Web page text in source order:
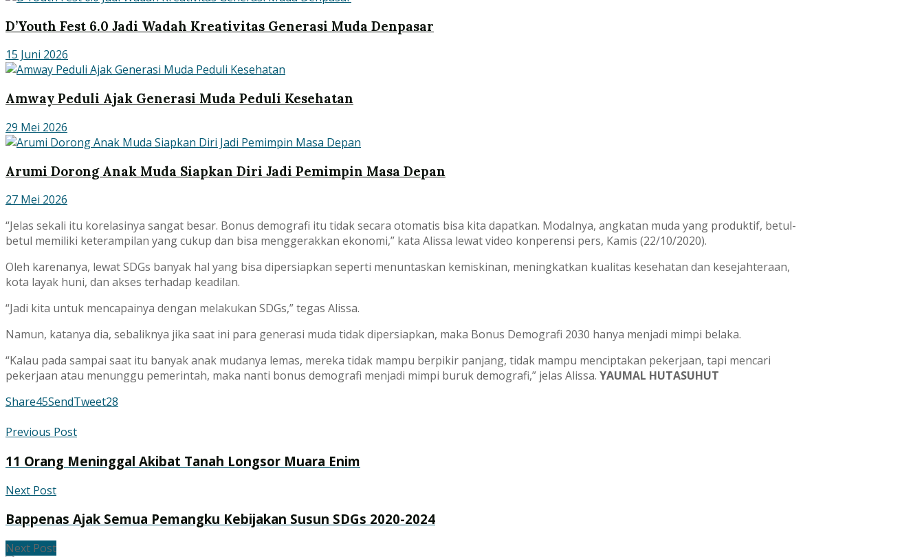
D’Youth Fest 6.0 Jadi Wadah Kreativitas Generasi Muda Denpasar
15 Juni 2026
Amway Peduli Ajak Generasi Muda Peduli Kesehatan
29 Mei 2026
Arumi Dorong Anak Muda Siapkan Diri Jadi Pemimpin Masa Depan
27 Mei 2026
“Jelas sekali itu korelasinya sangat besar. Bonus demografi itu tidak secara otomatis bisa kita dapatkan. Modalnya, angkatan muda yang produktif, betul-
betul memiliki keterampilan yang cukup dan bisa menggerakkan ekonomi,” kata Alissa lewat video konperensi pers, Kamis (22/10/2020).
Oleh karenanya, lewat SDGs banyak hal yang bisa dipersiapkan seperti menuntaskan kemiskinan, meningkatkan kualitas kesehatan dan kesejahteraan,
kota layak huni, dan akses terhadap keadilan.
“Jadi kita untuk mencapainya dengan melakukan SDGs,” tegas Alissa.
Namun, katanya dia, sebaliknya jika saat ini para generasi muda tidak dipersiapkan, maka Bonus Demografi 2030 hanya menjadi mimpi belaka.
“Kalau pada sampai saat itu banyak anak mudanya lemas, mereka tidak mampu berpikir panjang, tidak mampu menciptakan pekerjaan, tapi mencari
pekerjaan atau menunggu pemerintah, maka nanti bonus demografi menjadi mimpi buruk demografi,” jelas Alissa. YAUMAL HUTASUHUT
Share45SendTweet28
Previous Post
11 Orang Meninggal Akibat Tanah Longsor Muara Enim
Next Post
Bappenas Ajak Semua Pemangku Kebijakan Susun SDGs 2020-2024
Next Post